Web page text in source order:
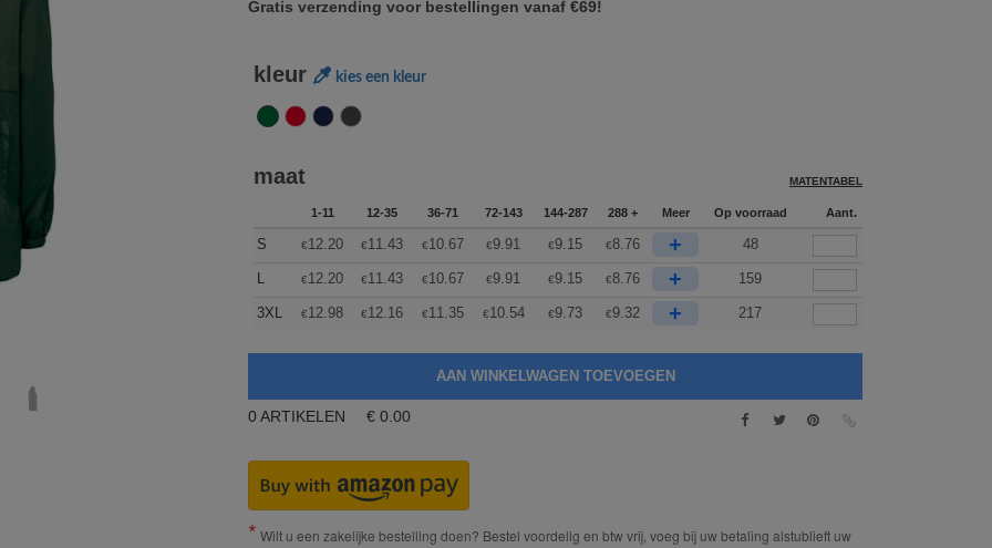
Gratis verzending voor bestellingen vanaf €69!
kleur kies een kleur
maat MATENTABEL
1-11 12-35 36-71 72-143 144-287 288 + Meer Op voorraad Aant.
S €12.20 €11.43 €10.67 €9.91 €9.15 €8.76 + 48
L €12.20 €11.43 €10.67 €9.91 €9.15 €8.76 + 159
3XL €12.98 €12.16 €11.35 €10.54 €9.73 €9.32 + 217
0 ARTIKELEN € 0.00
Wilt u een zakelijke bestelling doen? Bestel voordelig en btw vrij, voeg bij uw betaling alstublieft uw